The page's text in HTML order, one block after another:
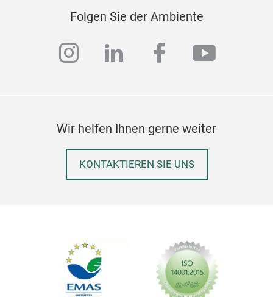
Folgen Sie der Ambiente
instagram
linkedinfacebook
Wir helfen Ihnen gerne weiter
KONTAKTIEREN SIE UNS